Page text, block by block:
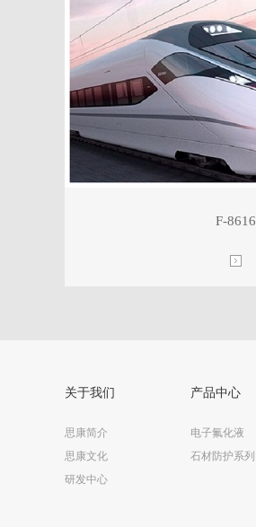
F-8616
关于我们
思康简介
思康文化
研发中心
产品中心
电子氟化液
石材防护系列